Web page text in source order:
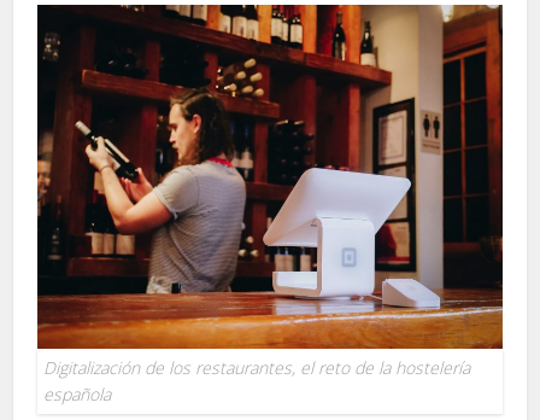
Digitalización de los restaurantes, el reto de la hostelería
española